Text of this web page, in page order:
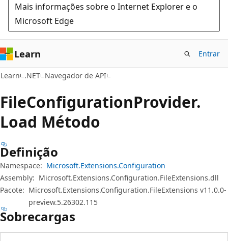
Mais informações sobre o Internet Explorer e o
Microsoft Edge
Learn Entrar
Learn .NET Navegador de API
FileConfigurationProvider.
Load Método
Definição
Namespace: Microsoft.Extensions.Configuration
Assembly: Microsoft.Extensions.Configuration.FileExtensions.dll
Pacote: Microsoft.Extensions.Configuration.FileExtensions v11.0.0-
preview.5.26302.115
Sobrecargas